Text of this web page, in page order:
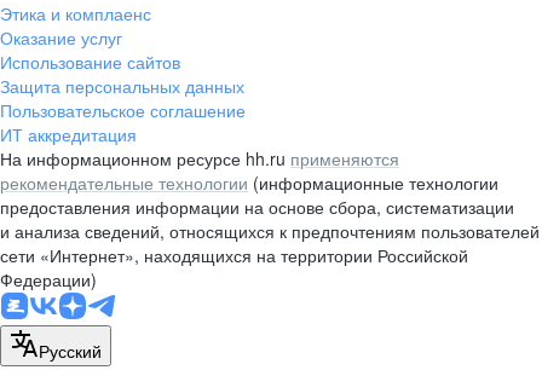
pr@rabota.by
Алматы
пр. Абая, д. 151, БЦ Алатау,
12 этаж, офис 1209
+7 727 232-13-13
pr@headhunter.com.kz
Этика и комплаенс
Оказание услуг
Использование сайтов
Защита персональных данных
Пользовательское соглашение
ИТ аккредитация
На информационном ресурсе hh.ru применяются
рекомендательные технологии (информационные технологии
предоставления информации на основе сбора, систематизации
и анализа сведений, относящихся к предпочтениям пользователей
сети «Интернет», находящихся на территории Российской
Федерации)
Русский